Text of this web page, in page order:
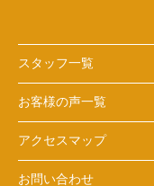
スタッフ一覧
お客様の声一覧
アクセスマップ
お問い合わせ